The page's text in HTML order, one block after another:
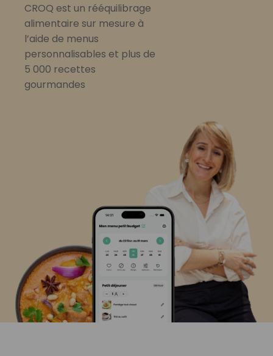
CROQ est un rééquilibrage
alimentaire sur mesure à
l’aide de menus
personnalisables et plus de
5 000 recettes
gourmandes